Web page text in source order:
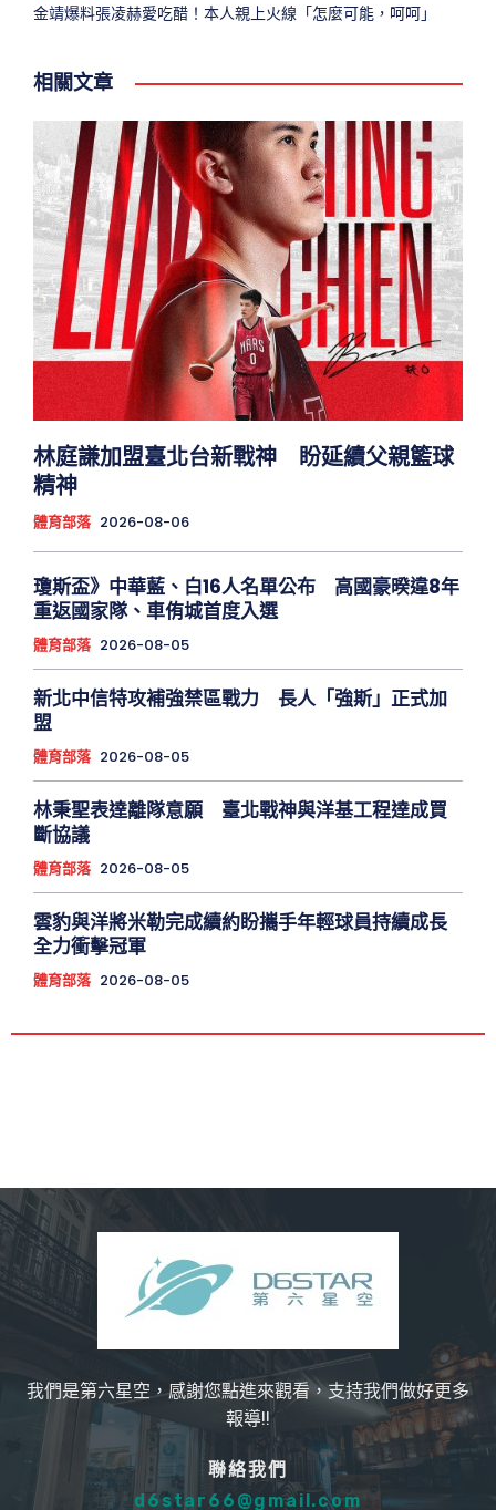
金靖爆料張凌赫愛吃醋！本人親上火線「怎麼可能，呵呵」
相關文章
林庭謙加盟臺北台新戰神 盼延續父親籃球
精神
體育部落 2026-08-06
瓊斯盃》中華藍、白16人名單公布 高國豪暌違8年
重返國家隊、車侑城首度入選
體育部落 2026-08-05
新北中信特攻補強禁區戰力 長人「強斯」正式加
盟
體育部落 2026-08-05
林秉聖表達離隊意願 臺北戰神與洋基工程達成買
斷協議
體育部落 2026-08-05
雲豹與洋將米勒完成續約盼攜手年輕球員持續成長
全力衝擊冠軍
體育部落 2026-08-05
我們是第六星空，感謝您點進來觀看，支持我們做好更多
報導!!
聯絡我們
d6star66@gmail.com